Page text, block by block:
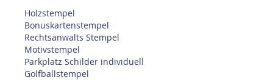
Holzstempel
Bonuskartenstempel
Rechtsanwalts Stempel
Motivstempel
Parkplatz Schilder individuell
Golfballstempel